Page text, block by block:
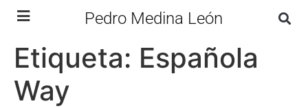
Pedro Medina León
Etiqueta: Española
Way